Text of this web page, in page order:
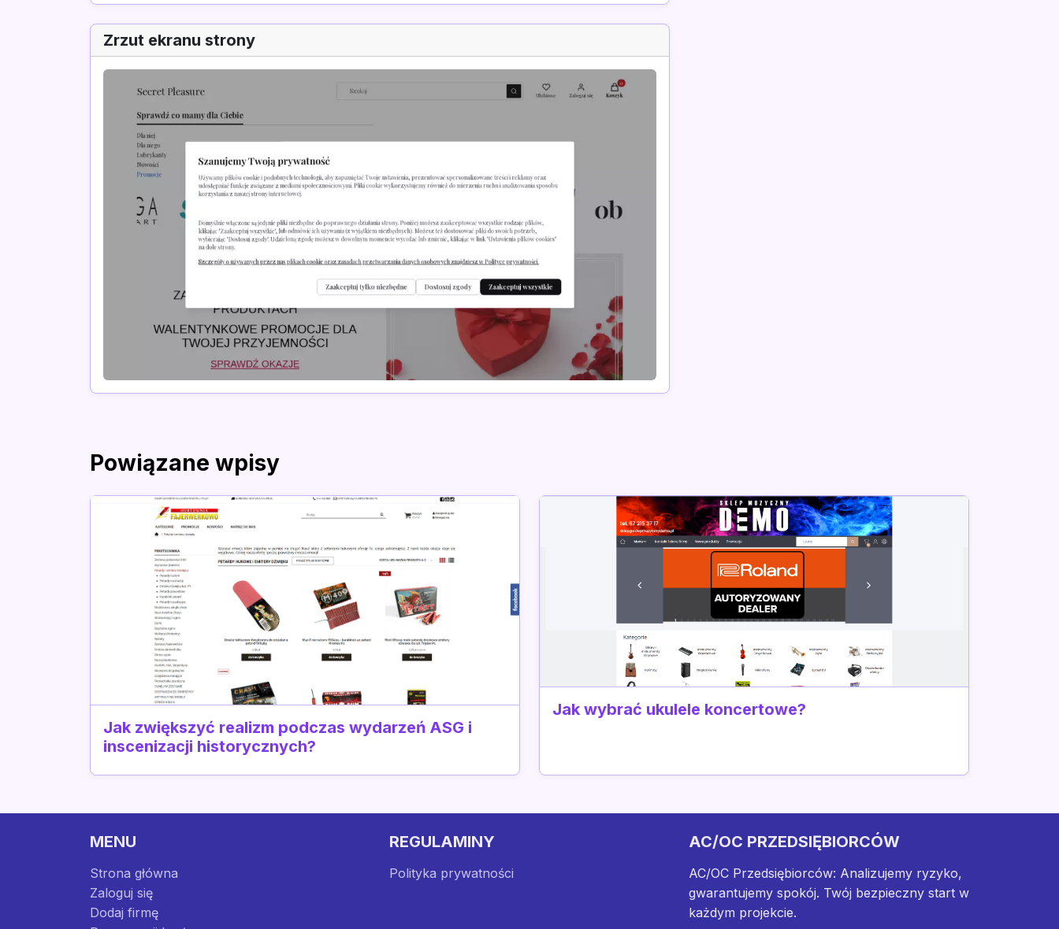
Zrzut ekranu strony
Powiązane wpisy
Jak zwiększyć realizm podczas wydarzeń ASG i
inscenizacji historycznych?
Jak wybrać ukulele koncertowe?
MENU
Strona główna
Zaloguj się
Dodaj firmę
REGULAMINY
Polityka prywatności
AC/OC PRZEDSIĘBIORCÓW
AC/OC Przedsiębiorców: Analizujemy ryzyko,
gwarantujemy spokój. Twój bezpieczny start w
każdym projekcie.